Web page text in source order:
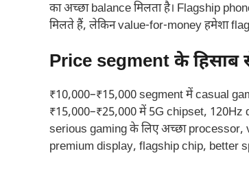
का अच्छा balance मिलता है। Flagship
मिलते हैं, लेकिन value-for-money हमेशा
Price segment के हिसाब
₹10,000–₹15,000 segment में casual
₹15,000–₹25,000 में 5G chipset, 120Hz
serious gaming के लिए अच्छा
premium display, flagship chip, better